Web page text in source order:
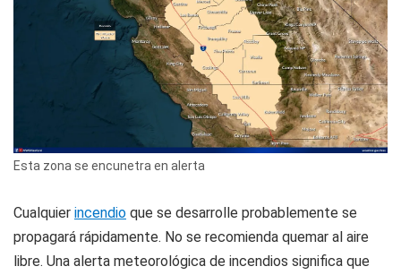
Esta zona se encunetra en alerta
Cualquier incendio que se desarrolle probablemente se
propagará rápidamente. No se recomienda quemar al aire
libre. Una alerta meteorológica de incendios significa que